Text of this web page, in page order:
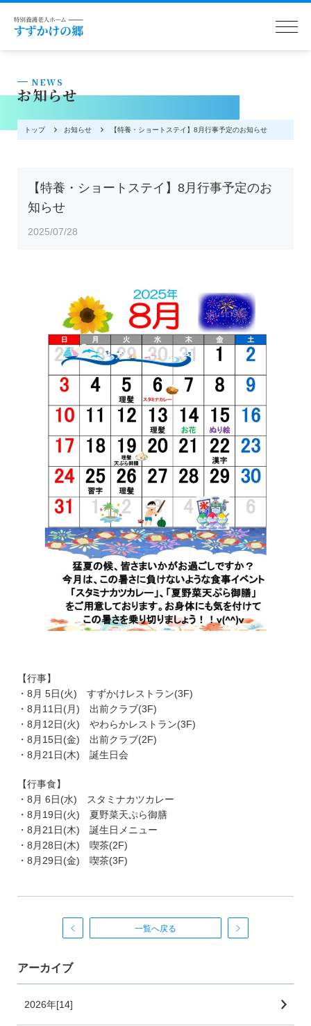
NEWS
お知らせ
トップ お知らせ 【特養・ショートステイ】8月行事予定のお知らせ
【特養・ショートステイ】8月行事予定のお
知らせ
2025/07/28
【行事】
・8月 5日(火) すずかけレストラン(3F)
・8月11日(月) 出前クラブ(3F)
・8月12日(火) やわらかレストラン(3F)
・8月15日(金) 出前クラブ(2F)
・8月21日(木) 誕生日会
【行事食】
・8月 6日(水) スタミナカツカレー
・8月19日(火) 夏野菜天ぷら御膳
・8月21日(木) 誕生日メニュー
・8月28日(木) 喫茶(2F)
・8月29日(金) 喫茶(3F)
一覧へ戻る
アーカイブ
2026年[14]